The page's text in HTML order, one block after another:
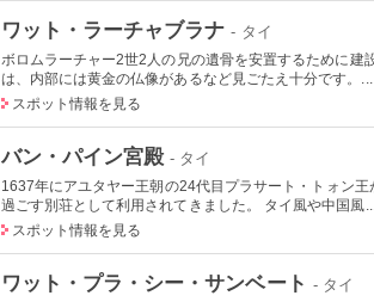
ワット・ラーチャブラナ - タイ
ボロムラーチャー2世2人の兄の遺骨を安置するために建
は、内部には黄金の仏像があるなど見ごたえ十分です。...
スポット情報を見る
バン・パイン宮殿 - タイ
1637年にアユタヤー王朝の24代目プラサート・トォン
過ごす別荘として利用されてきました。 タイ風や中国風
スポット情報を見る
ワット・プラ・シー・サンベート - タイ